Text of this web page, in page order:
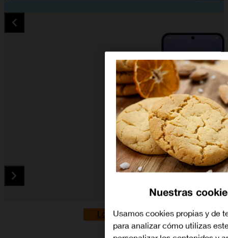
Lo quiero
Nuestras
Usamos cookies propias y de
para analizar cómo utilizas